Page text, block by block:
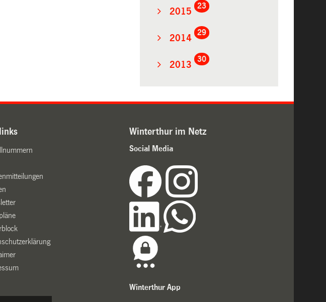
2015
23
2014
29
2013
30
Winterthur im Netz
Social Media
Winterthur App